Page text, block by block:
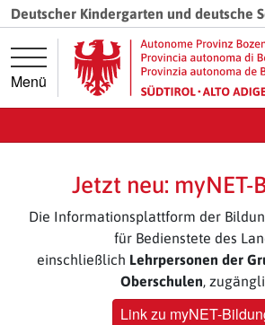
Springe direkt zur Hauptnavigation
Springe direkt zum Inhalt
Deutscher Kindergarten und deutsche
Menü
Jetzt neu: myNET-
Die Informationsplattform der
für Bedienstete des
einschließlich Lehrpersonen der
Oberschulen,
Link zu myNET-